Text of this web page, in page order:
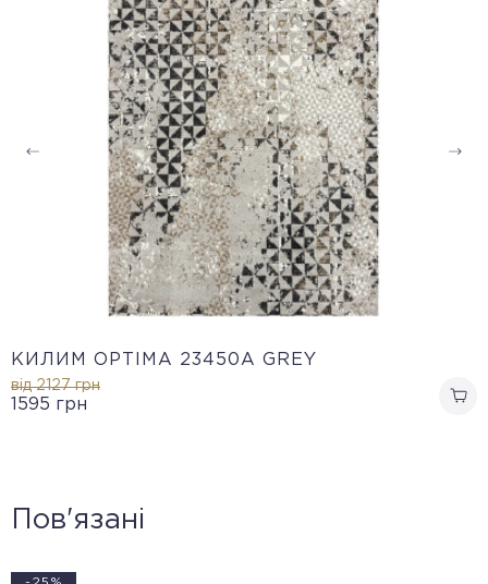
КИЛИМ OPTIMA 23450A GREY
від 2127грн
1595 грн
Пов'язані